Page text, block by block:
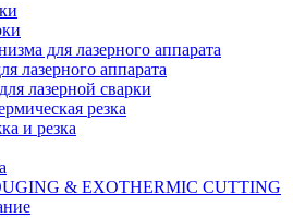
для лазерного аппарата
лазерного аппарата
лазерной сварки
резка
и резка
& EXOTHERMIC CUTTING